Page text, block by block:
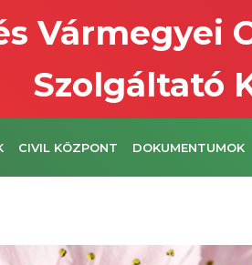
Vármegyei
Szolgáltató
CIVIL KÖZPONT DOKUMENTUMOK